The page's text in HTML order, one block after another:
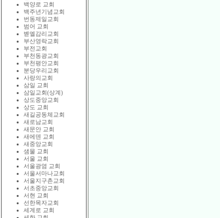
백양로 교회
백주년기념교회
번동제일교회
범어 교회
벧엘감리교회
부산영락교회
부전교회
부천동광교회
부천평안교회
분당우리교회
사랑의교회
삼일 교회
삼일교회(상계)
상도중앙교회
상도 교회
새길공동체교회
새로남교회
새문안 교회
새에덴 교회
새중앙교회
샘물 교회
서울 교회
서울광염 교회
서울서마나교회
서울지구촌교회
서초중앙교회
서현 교회
선한목자교회
세계로 교회